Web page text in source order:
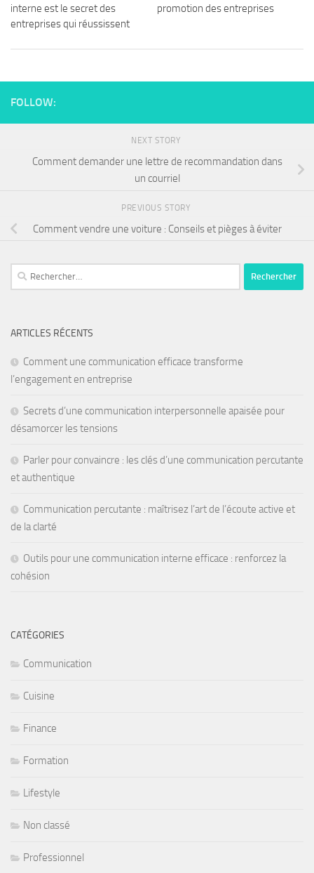
interne est le secret des
entreprises qui réussissent
promotion des entreprises
FOLLOW:
NEXT STORY
Comment demander une lettre de recommandation dans
un courriel
PREVIOUS STORY
Comment vendre une voiture : Conseils et pièges à éviter
ARTICLES RÉCENTS
Comment une communication efficace transforme
l’engagement en entreprise
Secrets d’une communication interpersonnelle apaisée pour
désamorcer les tensions
Parler pour convaincre : les clés d’une communication percutante
et authentique
Communication percutante : maîtrisez l’art de l’écoute active et
de la clarté
Outils pour une communication interne efficace : renforcez la
cohésion
CATÉGORIES
Communication
Cuisine
Finance
Formation
Lifestyle
Non classé
Professionnel